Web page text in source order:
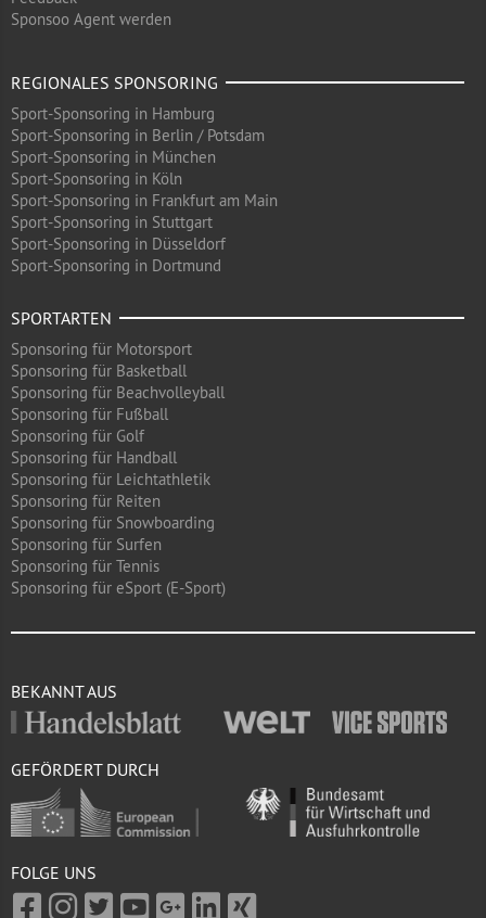
Sponsoo Agent werden
REGIONALES SPONSORING
Sport-Sponsoring in Hamburg
Sport-Sponsoring in Berlin / Potsdam
Sport-Sponsoring in München
Sport-Sponsoring in Köln
Sport-Sponsoring in Frankfurt am Main
Sport-Sponsoring in Stuttgart
Sport-Sponsoring in Düsseldorf
Sport-Sponsoring in Dortmund
SPORTARTEN
Sponsoring für Motorsport
Sponsoring für Basketball
Sponsoring für Beachvolleyball
Sponsoring für Fußball
Sponsoring für Golf
Sponsoring für Handball
Sponsoring für Leichtathletik
Sponsoring für Reiten
Sponsoring für Snowboarding
Sponsoring für Surfen
Sponsoring für Tennis
Sponsoring für eSport (E-Sport)
BEKANNT AUS
GEFÖRDERT DURCH
FOLGE UNS